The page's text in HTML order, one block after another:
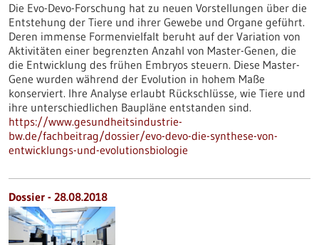
Die Evo-Devo-Forschung hat zu neuen Vorstellungen über die
Entstehung der Tiere und ihrer Gewebe und Organe geführt.
Deren immense Formenvielfalt beruht auf der Variation von
Aktivitäten einer begrenzten Anzahl von Master-Genen, die
die Entwicklung des frühen Embryos steuern. Diese Master-
Gene wurden während der Evolution in hohem Maße
konserviert. Ihre Analyse erlaubt Rückschlüsse, wie Tiere und
ihre unterschiedlichen Baupläne entstanden sind.
https://www.gesundheitsindustrie-
bw.de/fachbeitrag/dossier/evo-devo-die-synthese-von-
entwicklungs-und-evolutionsbiologie
Dossier - 28.08.2018